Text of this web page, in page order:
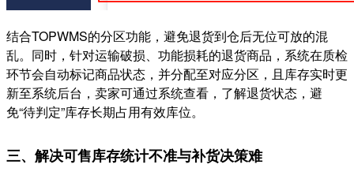
结合TOPWMS的分区功能，避免退货到仓后无位可放的混
乱。同时，针对运输破损、功能损耗的退货商品，系统在质检
环节会自动标记商品状态，并分配至对应分区，且库存实时更
新至系统后台，卖家可通过系统查看，了解退货状态，避
免“待判定”库存长期占用有效库位。
三、 解决可售库存统计不准与补货决策难